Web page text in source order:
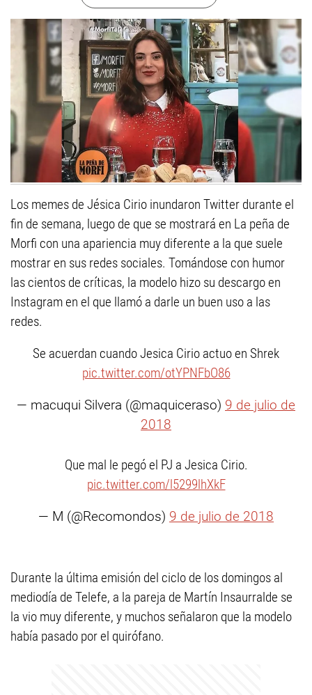
Los memes de Jésica Cirio inundaron Twitter durante el
fin de semana, luego de que se mostrará en La peña de
Morfi con una apariencia muy diferente a la que suele
mostrar en sus redes sociales. Tomándose con humor
las cientos de críticas, la modelo hizo su descargo en
Instagram en el que llamó a darle un buen uso a las
redes.
Se acuerdan cuando Jesica Cirio actuo en Shrek
pic.twitter.com/otYPNFbO86
— macuqui Silvera (@maquiceraso) 9 de julio de
2018
Que mal le pegó el PJ a Jesica Cirio.
pic.twitter.com/l5299lhXkF
— M (@Recomondos) 9 de julio de 2018
Durante la última emisión del ciclo de los domingos al
mediodía de Telefe, a la pareja de Martín Insaurralde se
la vio muy diferente, y muchos señalaron que la modelo
había pasado por el quirófano.